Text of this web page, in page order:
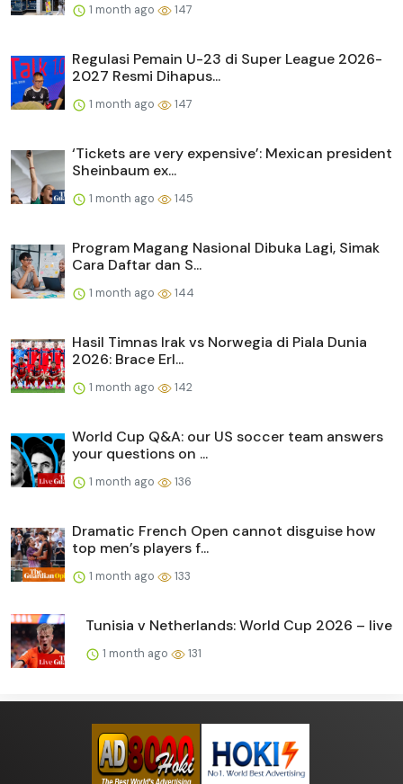
1 month ago 147
Regulasi Pemain U-23 di Super League 2026-
2027 Resmi Dihapus...
1 month ago 147
‘Tickets are very expensive’: Mexican president
Sheinbaum ex...
1 month ago 145
Program Magang Nasional Dibuka Lagi, Simak
Cara Daftar dan S...
1 month ago 144
Hasil Timnas Irak vs Norwegia di Piala Dunia
2026: Brace Erl...
1 month ago 142
World Cup Q&A: our US soccer team answers
your questions on ...
1 month ago 136
Dramatic French Open cannot disguise how
top men’s players f...
1 month ago 133
Tunisia v Netherlands: World Cup 2026 – live
1 month ago 131